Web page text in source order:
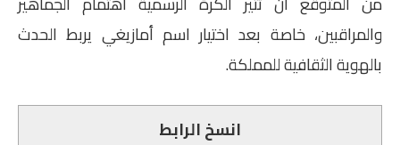
والمراقبين، خاصة بعد اختيار اسم أمازيغي يربط الحدث
بالهوية الثقافية للمملكة.
انسخ الرابط